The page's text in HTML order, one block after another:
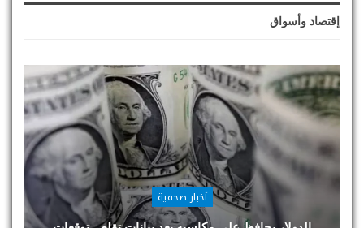
إقتصاد وأسواق
أخبار صحفية